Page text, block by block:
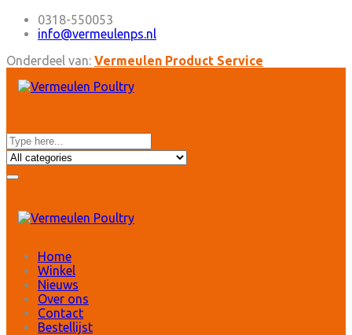
0318-550053
info@vermeulenps.nl
Onderdeel van: Vermeulen Product Service
Home
Winkel
Nieuws
Over ons
Contact
Bestellijst